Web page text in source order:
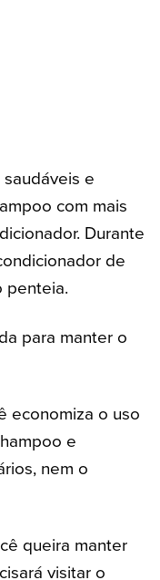
e
com mais
Durante
de
penteia.
para manter o
economiza o uso
e
nem o
queira manter
visitar o